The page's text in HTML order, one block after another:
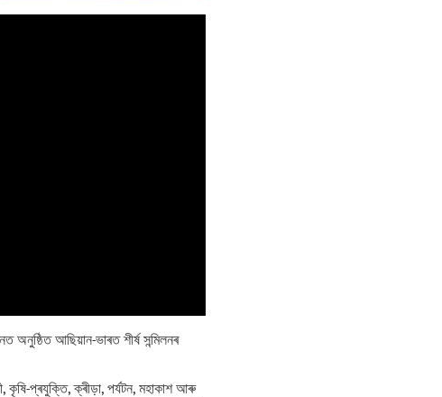
অনুষ্ঠিত আছিয়ান-ভাৰত শীৰ্ষ সন্মিলনৰ
কৃষি-প্ৰযুক্তি, ক্ৰীড়া, পৰ্যটন, মহাকাশ আৰু